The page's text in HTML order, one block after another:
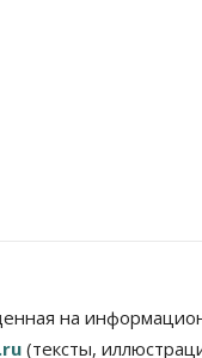
на
(тексты,